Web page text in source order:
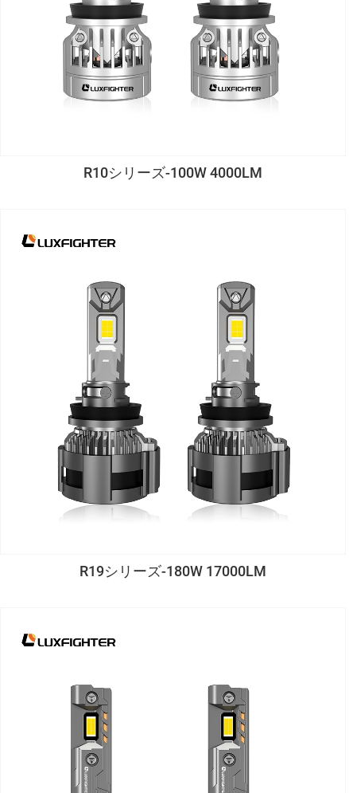
R10シリーズ-100W 4000LM
R19シリーズ-180W 17000LM